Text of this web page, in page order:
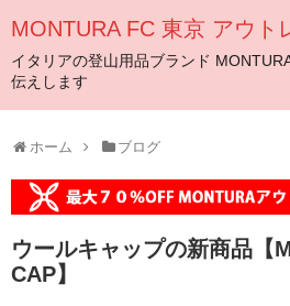
MONTURA FC 東京 アウト
イタリアの登山用品ブランド
伝えします
ホーム ブログ
ウールキャップの新商品【
CAP】